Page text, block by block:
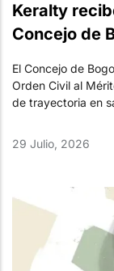
Keralty
Concejo de
El Concejo de
Orden Civil al
de trayectoria en
29 Julio, 2026